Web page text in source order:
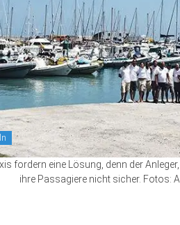
fordern eine Lösung, denn der
ihre Passagiere nicht sicher. Fotos: